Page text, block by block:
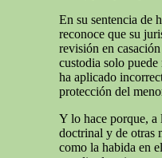
En su sentencia de
reconoce que su
revisión en
custodia solo
ha aplicado
protección del
Y lo hace porque, a
doctrinal y de otras
como la habida en